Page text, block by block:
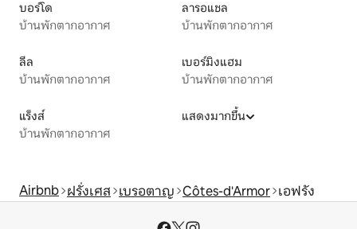
บอร์โด
บ้านพักตากอากาศ
ลารอแชล
บ้านพักตากอากาศ
ลีล
บ้านพักตากอากาศ
เบอร์มิงแฮม
บ้านพักตากอากาศ
แร็งส์
บ้านพักตากอากาศ
แสดงมากขึ้น
Airbnb ฝรั่งเศส เบรอตาญ Côtes-d'Armor เอฟรัง